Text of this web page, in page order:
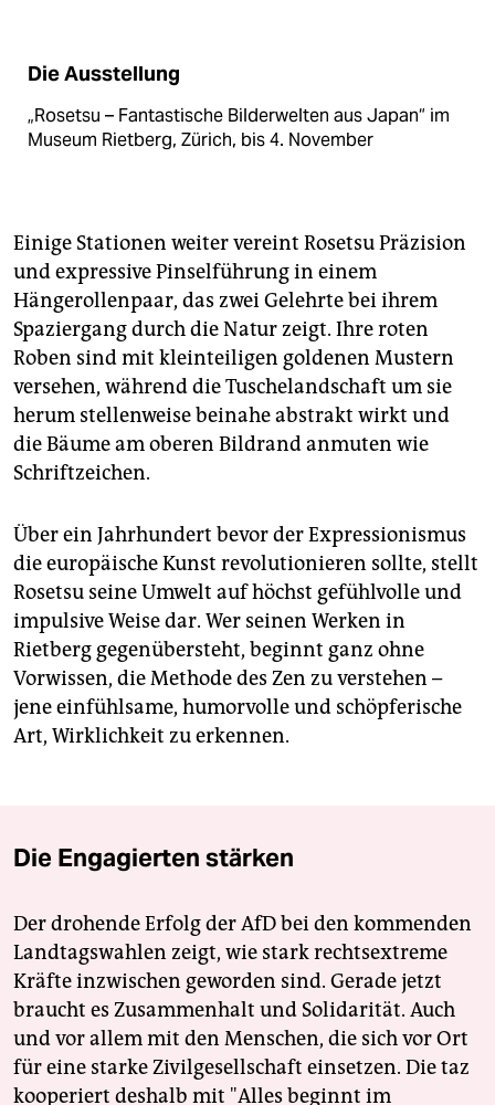
Die Ausstellung
„Rosetsu – Fantastische Bilderwelten aus Japan“ im
Museum Rietberg, Zürich, bis 4. November
Einige Stationen weiter vereint Rosetsu Präzision
und expressive Pinselführung in einem
Hängerollenpaar, das zwei Gelehrte bei ihrem
Spaziergang durch die Natur zeigt. Ihre roten
Roben sind mit kleinteiligen goldenen Mustern
versehen, während die Tuschelandschaft um sie
herum stellenweise beinahe abstrakt wirkt und
die Bäume am oberen Bildrand anmuten wie
Schriftzeichen.
Über ein Jahrhundert bevor der Expressionismus
die europäische Kunst revolutionieren sollte, stellt
Rosetsu seine Umwelt auf höchst gefühlvolle und
impulsive Weise dar. Wer seinen Werken in
Rietberg gegenübersteht, beginnt ganz ohne
Vorwissen, die Methode des Zen zu verstehen –
jene einfühlsame, humorvolle und schöpferische
Art, Wirklichkeit zu erkennen.
Die Engagierten stärken
Der drohende Erfolg der AfD bei den kommenden
Landtagswahlen zeigt, wie stark rechtsextreme
Kräfte inzwischen geworden sind. Gerade jetzt
braucht es Zusammenhalt und Solidarität. Auch
und vor allem mit den Menschen, die sich vor Ort
für eine starke Zivilgesellschaft einsetzen. Die taz
kooperiert deshalb mit "Alles beginnt im